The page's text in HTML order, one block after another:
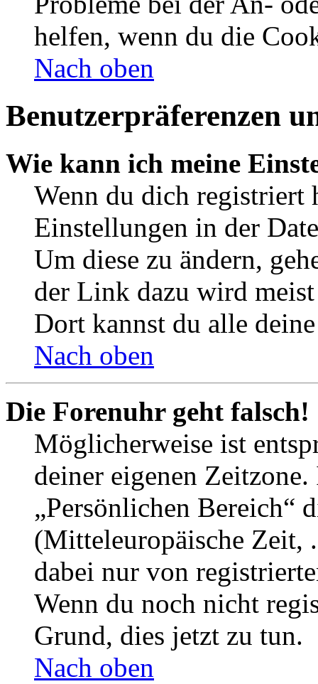
helfen, wenn du die
Nach oben
Benutzerpräferenzen
Wie kann ich meine
Wenn du dich registriert
Einstellungen in der
Um diese zu ändern,
der Link dazu wird
Dort kannst du alle
Nach oben
Die Forenuhr geht falsch!
Möglicherweise ist
deiner eigenen
„Persönlichen Bereich“
(Mitteleuropäische Zeit,
dabei nur von
Wenn du noch nicht
Grund, dies jetzt zu tun.
Nach oben